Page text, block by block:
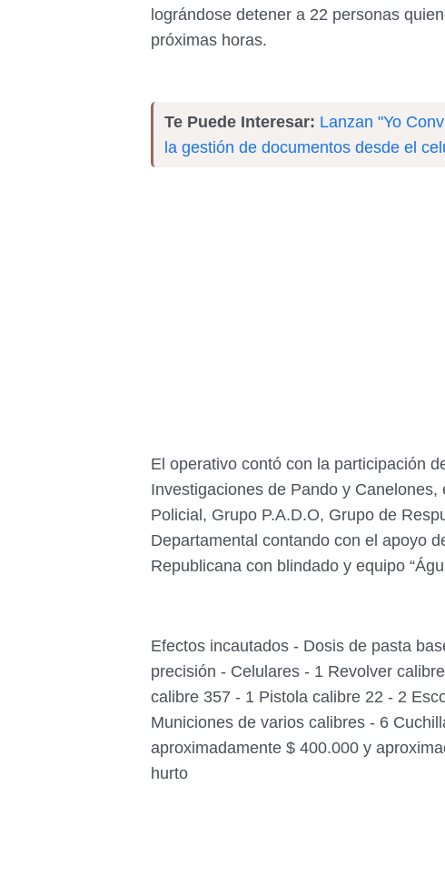
lográndose detener a 22 personas
próximas horas.
Te Puede Interesar: Lanzan "Yo
la gestión de documentos desde el
El operativo contó con la participación
Investigaciones de Pando y
Policial, Grupo P.A.D.O, Grupo de
Departamental contando con el apoyo
Republicana con blindado y equipo
Efectos incautados - Dosis de pasta
precisión - Celulares - 1 Revolver
calibre 357 - 1 Pistola calibre 22 - 2
Municiones de varios calibres - 6
aproximadamente $ 400.000 y
hurto